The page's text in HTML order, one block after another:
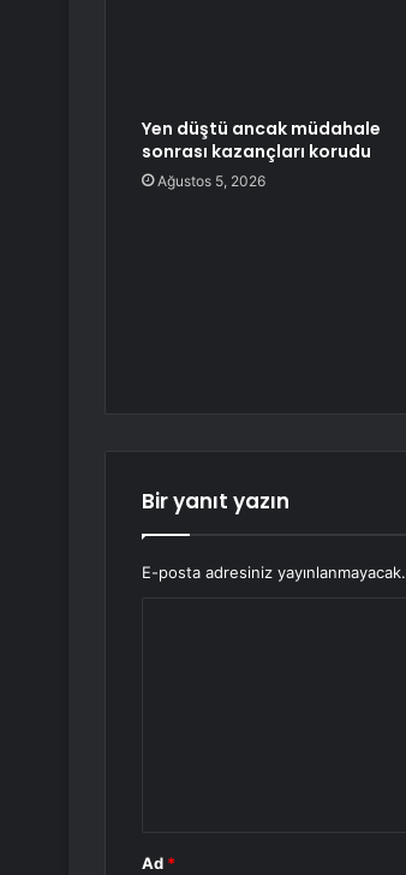
Yen düştü ancak müdahale
sonrası kazançları korudu
Ağustos 5, 2026
Bir yanıt yazın
E-posta adresiniz yayınlanmayacak.
Ad *